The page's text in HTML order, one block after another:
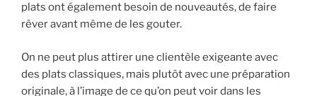
plats ont également besoin de nouveautés, de faire
rêver avant même de les gouter.
On ne peut plus attirer une clientèle exigeante avec
des plats classiques, mais plutôt avec une préparation
originale, à l’image de ce qu’on peut voir dans les